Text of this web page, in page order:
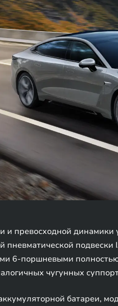
и превосходной динамики
пневматической
6-поршневыми
чугунных
батареи,